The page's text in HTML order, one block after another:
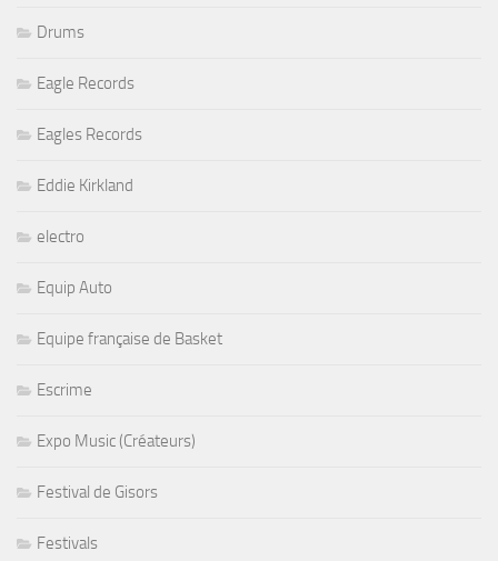
Drums
Eagle Records
Eagles Records
Eddie Kirkland
electro
Equip Auto
Equipe française de Basket
Escrime
Expo Music (Créateurs)
Festival de Gisors
Festivals